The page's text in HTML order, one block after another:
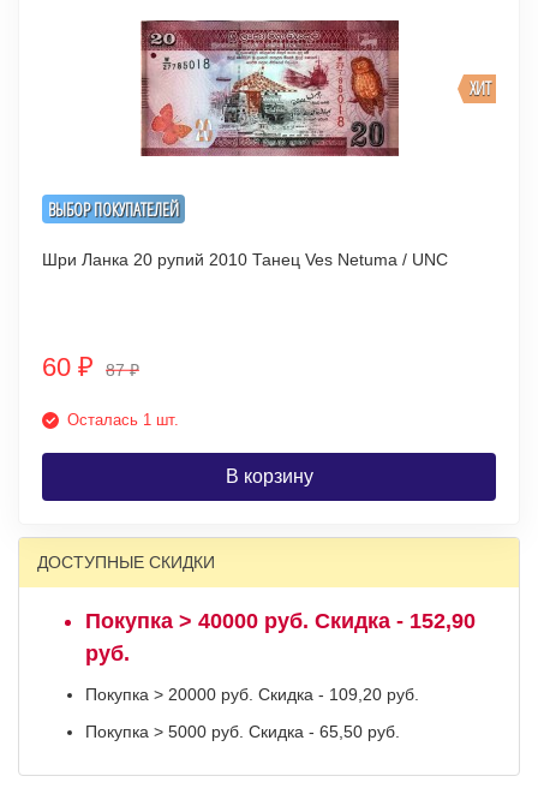
ВЫБОР ПОКУПАТЕЛЕЙ
ХИТ
Шри Ланка 20 рупий 2010 Танец Ves Netuma / UNC
60 ₽ 87₽
Осталась 1 шт.
В корзину
ДОСТУПНЫЕ СКИДКИ
Покупка > 40000 руб. Скидка - 152,90
руб.
Покупка > 20000 руб. Скидка - 109,20 руб.
Покупка > 5000 руб. Скидка - 65,50 руб.